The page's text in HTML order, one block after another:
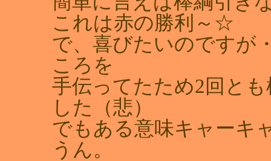
これは赤の勝利～☆
で、喜びたいのですが
ころを
手伝ってたため2回と
した（悲）
でもある意味キャーキ
うん。